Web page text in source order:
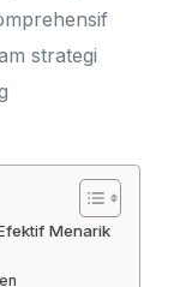
strategi
Menarik